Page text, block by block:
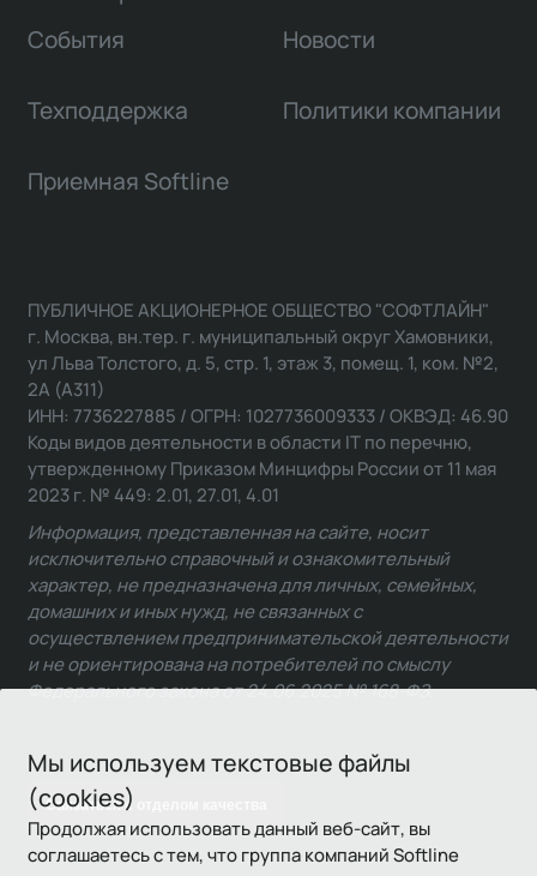
Мы используем текстовые файлы
(cookies)
Продолжая использовать данный веб-сайт, вы
соглашаетесь с тем, что группа компаний Softline
События Новости
Техподдержка Политики компании
Приемная Softline
Связаться с отделом качества
ПУБЛИЧНОЕ АКЦИОНЕРНОЕ ОБЩЕСТВО "СОФТЛАЙН"
г. Москва, вн.тер. г. муниципальный округ Хамовники,
ул Льва Толстого, д. 5, стр. 1, этаж 3, помещ. 1, ком. №2,
2А (А311)
ИНН: 7736227885 / ОГРН: 1027736009333 / ОКВЭД: 46.90
Коды видов деятельности в области IT по перечню,
утвержденному Приказом Минцифры России от 11 мая
2023 г. № 449: 2.01, 27.01, 4.01
Информация, представленная на сайте, носит
исключительно справочный и ознакомительный
характер, не предназначена для личных, семейных,
домашних и иных нужд, не связанных с
осуществлением предпринимательской деятельности
и не ориентирована на потребителей по смыслу
Федерального закона от 24.06.2025 № 168-ФЗ.